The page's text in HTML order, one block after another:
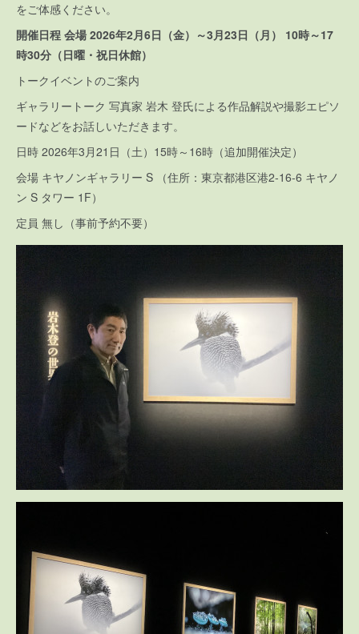
をご体感ください。
開催日程 会場 2026年2月6日（金）～3月23日（月） 10時～17
時30分（日曜・祝日休館）
トークイベントのご案内
ギャラリートーク 写真家 岩木 登氏による作品解説や撮影エピソ
ードなどをお話しいただきます。
日時 2026年3月21日（土）15時～16時（追加開催決定）
会場 キヤノンギャラリー S （住所：東京都港区港2-16-6 キヤノ
ン S タワー 1F）
定員 無し（事前予約不要）